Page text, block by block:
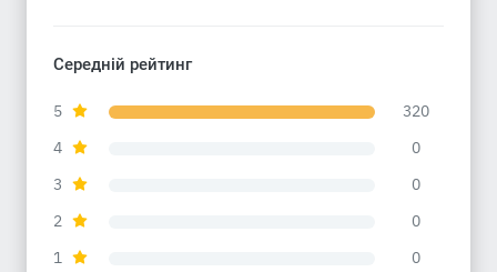
Середній рейтинг
5
320
4
0
3
0
2
0
1
0